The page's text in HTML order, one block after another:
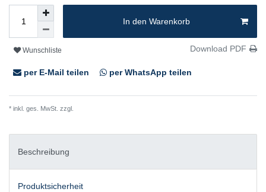
In den Warenkorb
Wunschliste Download PDF
per E-Mail teilen per WhatsApp teilen
* inkl. ges. MwSt. zzgl.
Beschreibung
Produktsicherheit